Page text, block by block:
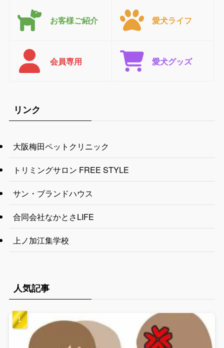
お客様ご紹介 愛犬ライフ
会員専用 愛犬グッズ
リンク
大阪梅田ペットクリニック
トリミングサロン FREE STYLE
サン・ブランドハウス
合同会社なかとさLIFE
上ノ加江集学校
人気記事